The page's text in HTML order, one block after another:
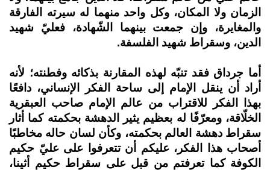
الزمان ولا المكان، وكل واحد منهما له سيرته الفارقة
والمغايرة، وإن جمعت بينهما الشّهادة، فعليّ شهيد
الدين، وسقراط شهيد الفلسفة.
أما جرداق فقد تنبّه لهذه المقارنة بذكائه وفطنته؛ لأنه
أراد أن ينقل الإمام إلى ساحة الفكر الإنساني، دافعًا
بهذا الفكر للاقتراب من عالم الإمام صاحب العبقرية
الخلّاقة، ومعرّفًا له بعظيم يثير الدهشة بحكمته كما أثار
سقراط دهشة العالم بحكمته، وكأن لسان حاله مخاطبًا
أصحاب هذا الفكر، عليكم أن تتعرفوا على عليّ حكيم
الكوفة كما تعرفتم من قبل على سقراط حكيم أثينا،